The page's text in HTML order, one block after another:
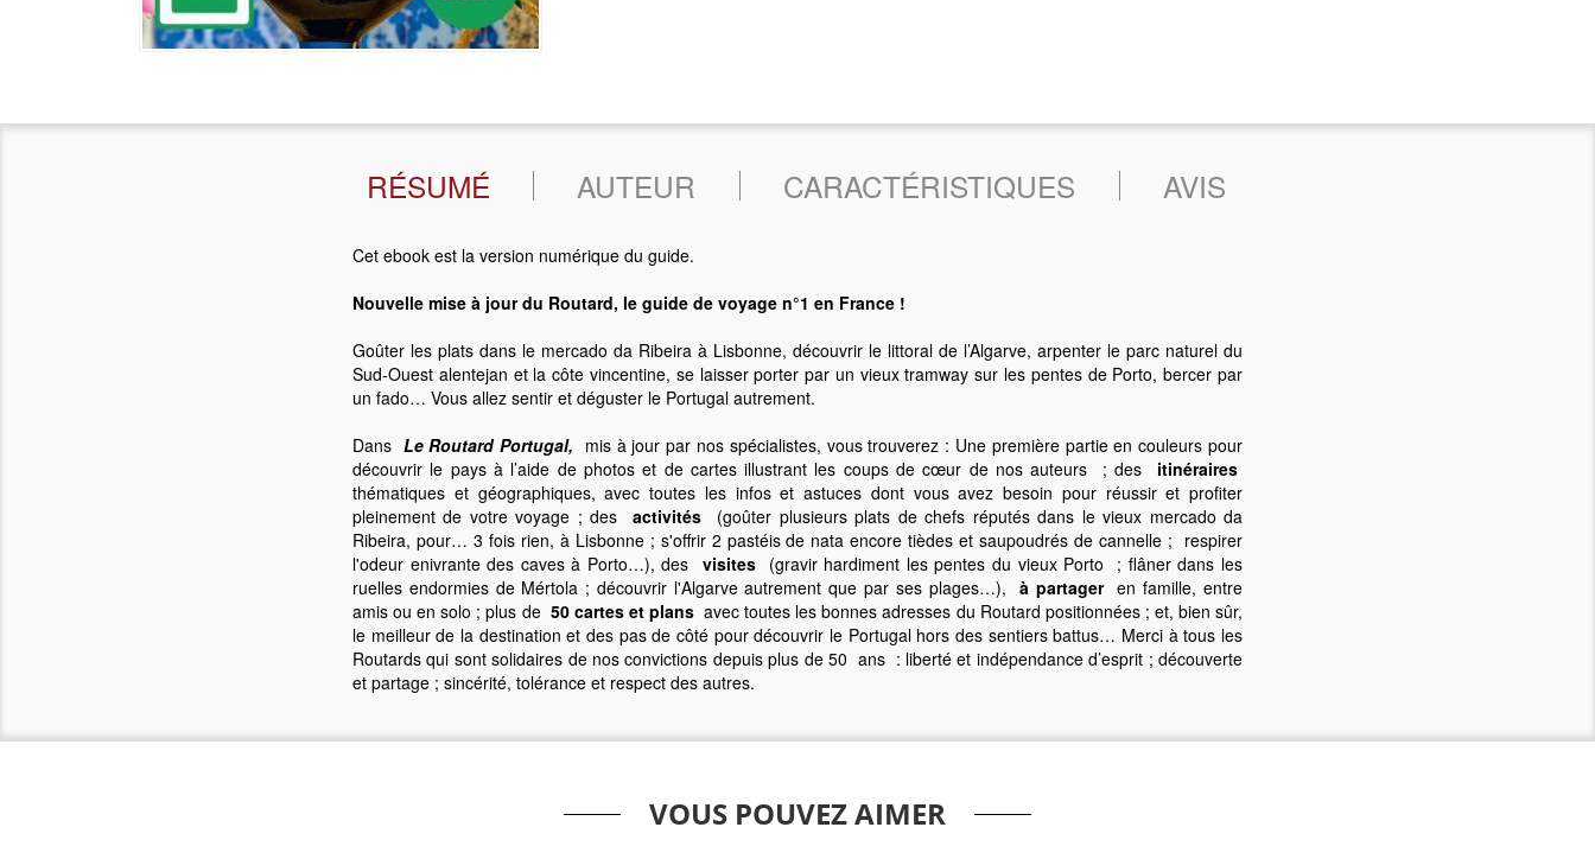
RÉSUMÉ AUTEUR CARACTÉRISTIQUES AVIS
Cet ebook est la version numérique du guide.
Nouvelle mise à jour du Routard, le guide de voyage n°1 en France !
Goûter les plats dans le mercado da Ribeira à Lisbonne, découvrir le littoral de l’Algarve, arpenter le parc naturel du
Sud-Ouest alentejan et la côte vincentine, se laisser porter par un vieux tramway sur les pentes de Porto, bercer par
un fado… Vous allez sentir et déguster le Portugal autrement.
Dans Le Routard Portugal, mis à jour par nos spécialistes, vous trouverez : Une première partie en couleurs pour
découvrir le pays à l’aide de photos et de cartes illustrant les coups de cœur de nos auteurs ; des itinéraires
thématiques et géographiques, avec toutes les infos et astuces dont vous avez besoin pour réussir et profiter
pleinement de votre voyage ; des activités (goûter plusieurs plats de chefs réputés dans le vieux mercado da
Ribeira, pour… 3 fois rien, à Lisbonne ; s'offrir 2 pastéis de nata encore tièdes et saupoudrés de cannelle ; respirer
l'odeur enivrante des caves à Porto…), des visites(gravir hardiment les pentes du vieux Porto ; flâner dans les
ruelles endormies de Mértola ; découvrir l'Algarve autrement que par ses plages…),à partageren famille, entre
amis ou en solo ; plus de 50 cartes et plansavec toutes les bonnes adresses du Routard positionnées ; et, bien sûr,
le meilleur de la destination et des pas de côté pour découvrir le Portugal hors des sentiers battus… Merci à tous les
Routards qui sont solidaires de nos convictions depuis plus de 50 ans : liberté et indépendance d’esprit ; découverte
et partage ; sincérité, tolérance et respect des autres.
VOUS POUVEZ AIMER